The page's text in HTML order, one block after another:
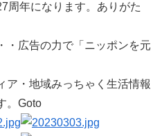
周年になります。ありがた
・広告の力で「ニッポンを元
ア・地域みっちゃく生活情報
。Goto